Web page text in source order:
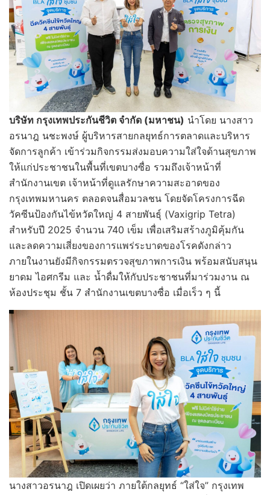
บริษัท กรุงเทพประกันชีวิต จำกัด (มหาชน) นำโดย นางสาว
อรนาฎ นชะพงษ์ ผู้บริหารสายกลยุทธ์การตลาดและบริหาร
จัดการลูกค้า เข้าร่วมกิจกรรมส่งมอบความใส่ใจด้านสุขภาพ
ให้แก่ประชาชนในพื้นที่เขตบางซื่อ รวมถึงเจ้าหน้าที่
สำนักงานเขต เจ้าหน้าที่ดูแลรักษาความสะอาดของ
กรุงเทพมหานคร ตลอดจนสื่อมวลชน โดยจัดโครงการฉีด
วัคซีนป้องกันไข้หวัดใหญ่ 4 สายพันธุ์ (Vaxigrip Tetra)
สำหรับปี 2025 จำนวน 740 เข็ม เพื่อเสริมสร้างภูมิคุ้มกัน
และลดความเสี่ยงของการแพร่ระบาดของโรคดังกล่าว
ภายในงานยังมีกิจกรรมตรวจสุขภาพการเงิน พร้อมสนับสนุน
ยาดม ไอศกรีม และ น้ำดื่มให้กับประชาชนที่มาร่วมงาน ณ
ห้องประชุม ชั้น 7 สำนักงานเขตบางซื่อ เมื่อเร็ว ๆ นี้
นางสาวอรนาฎ เปิดเผยว่า ภายใต้กลยุทธ์ “ใส่ใจ” กรุงเทพ